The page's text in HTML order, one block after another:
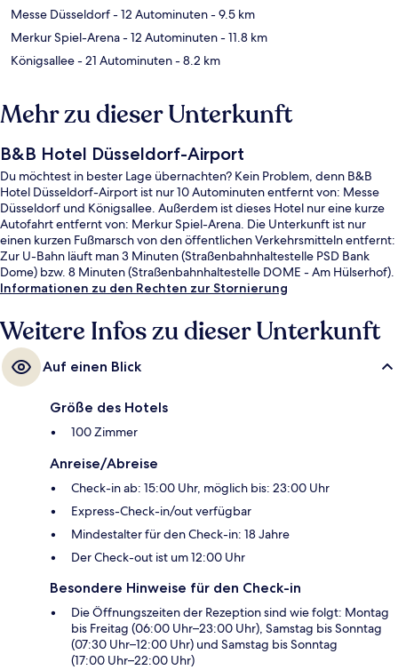
Messe Düsseldorf- 12 Autominuten- 9.5 km
Merkur Spiel-Arena- 12 Autominuten- 11.8 km
Königsallee- 21 Autominuten- 8.2 km
Mehr zu dieser Unterkunft
B&B Hotel Düsseldorf-Airport
Du möchtest in bester Lage übernachten? Kein Problem, denn B&B
Hotel Düsseldorf-Airport ist nur 10 Autominuten entfernt von: Messe
Düsseldorf und Königsallee. Außerdem ist dieses Hotel nur eine kurze
Autofahrt entfernt von: Merkur Spiel-Arena. Die Unterkunft ist nur
einen kurzen Fußmarsch von den öffentlichen Verkehrsmitteln entfernt:
Zur U-Bahn läuft man 3 Minuten (Straßenbahnhaltestelle PSD Bank
Dome) bzw. 8 Minuten (Straßenbahnhaltestelle DOME - Am Hülserhof).
Informationen zu den Rechten zur Stornierung
Weitere Infos zu dieser Unterkunft
Auf einen Blick
Größe des Hotels
100 Zimmer
Anreise/Abreise
Check-in ab: 15:00 Uhr, möglich bis: 23:00 Uhr
Express-Check-in/out verfügbar
Mindestalter für den Check-in: 18 Jahre
Der Check-out ist um 12:00 Uhr
Besondere Hinweise für den Check-in
Die Öffnungszeiten der Rezeption sind wie folgt: Montag
bis Freitag (06:00 Uhr–23:00 Uhr), Samstag bis Sonntag
(07:30 Uhr–12:00 Uhr) und Samstag bis Sonntag
(17:00 Uhr–22:00 Uhr)